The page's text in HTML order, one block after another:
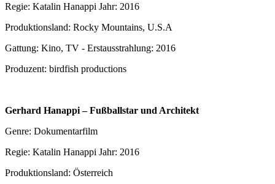
Regie: Katalin Hanappi Jahr: 2016
Produktionsland: Rocky Mountains, U.S.A
Gattung: Kino, TV - Erstausstrahlung: 2016
Produzent: birdfish productions
Gerhard Hanappi – Fußballstar und Architekt
Genre: Dokumentarfilm
Regie: Katalin Hanappi Jahr: 2016
Produktionsland: Österreich